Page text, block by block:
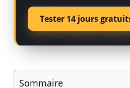
Tester 14 jours
Sommaire